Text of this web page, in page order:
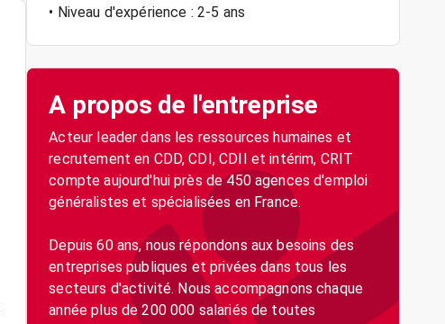
• Niveau d'expérience : 2-5 ans
A propos de l'entreprise
Acteur leader dans les ressources humaines et
recrutement en CDD, CDI, CDII et intérim, CRIT
compte aujourd'hui près de 450 agences d'emploi
généralistes et spécialisées en France.
Depuis 60 ans, nous répondons aux besoins des
entreprises publiques et privées dans tous les
secteurs d'activité. Nous accompagnons chaque
année plus de 200 000 salariés de toutes